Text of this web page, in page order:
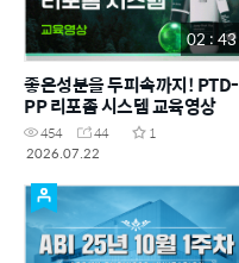
02 : 43
좋은성분을 두피속까지! PTD-
PP 리포좀 시스템 교육영상
454 44
1
2026.07.22